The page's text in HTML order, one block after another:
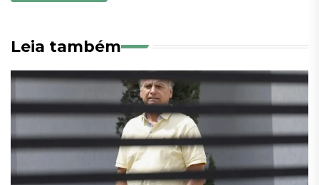
Leia também